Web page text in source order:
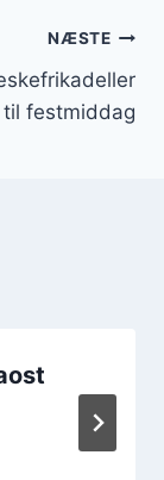
NÆSTE
festmiddag